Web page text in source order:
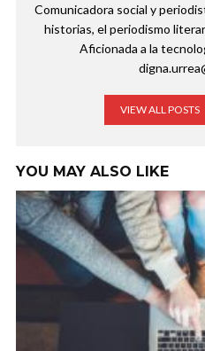
Comunicadora social y
historias, el periodismo
Aficionada a la
VIEW ALL POSTS
YOU MAY ALSO LIKE